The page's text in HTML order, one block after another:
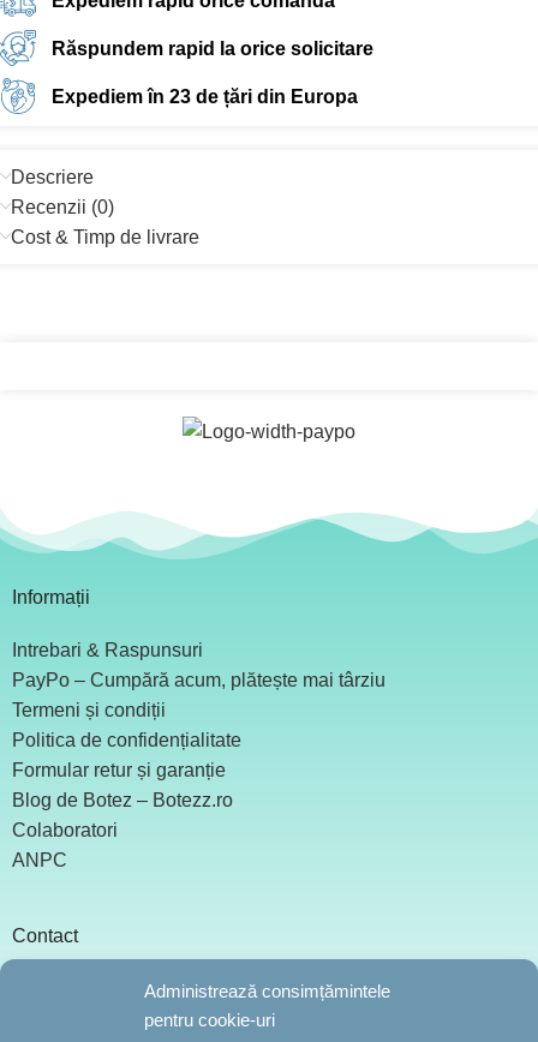
Administrează consimțămintele
pentru cookie-uri
Răspundem rapid la orice solicitare
Expediem în 23 de țări din Europa
Descriere
Recenzii (0)
Cost & Timp de livrare
Informații
Intrebari & Raspunsuri
PayPo – Cumpără acum, plătește mai târziu
Termeni și condiții
Politica de confidențialitate
Formular retur și garanție
Blog de Botez – Botezz.ro
Colaboratori
ANPC
Contact
Nicolae Golescu, Nr.18
office@botezz.ro